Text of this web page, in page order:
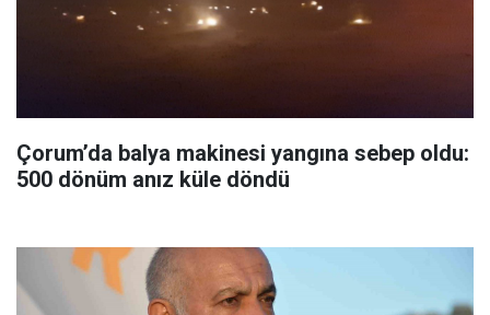
Çorum’da balya makinesi yangına sebep oldu:
500 dönüm anız küle döndü